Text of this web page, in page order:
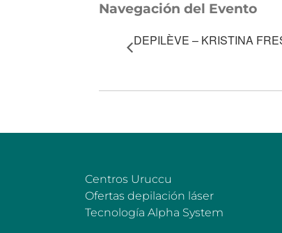
Navegación del Evento
DEPILÈVE – KRISTINA
Centros Uruccu
Ofertas depilación láser
Tecnología Alpha System